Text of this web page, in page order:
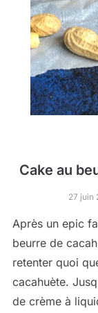
Cake au
27 juin
Après un epic
beurre de
retenter quoi
cacahuète.
de crème à